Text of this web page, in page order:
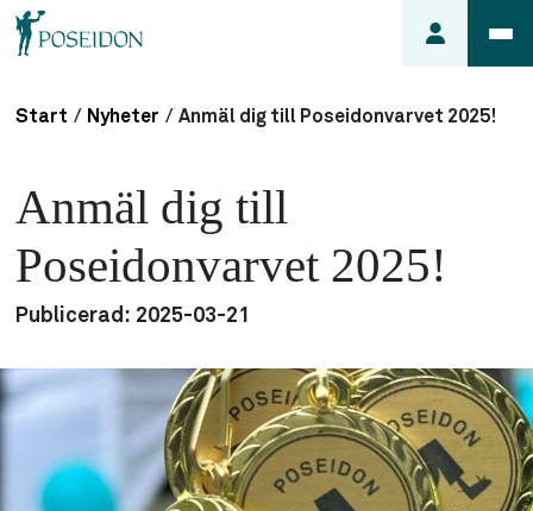
om
Så här
söker du
lägenhet
Start / Nyheter / Anmäl dig till Poseidonvarvet 2025!
Anmäl dig till
Poseidonvarvet 2025!
Publicerad: 2025-03-21